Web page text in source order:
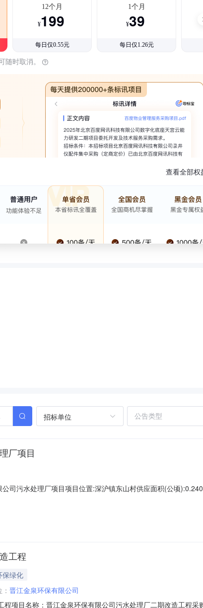
12个月
¥199
每日仅0.55元
1个月
¥39
每日仅1.26元
随时取消。
查看全部权
招标单位
厂项目
司污水处理厂项目项目位置:深沪镇东山村供应面积(公顷
间:2025-09-09约定开工时间:2026-06-09约定竣工时间:2029-
工程
保绿化
晋江金泉环保有限公司
项目名称：晋江金泉环保有限公司污水处理厂二期改造工程